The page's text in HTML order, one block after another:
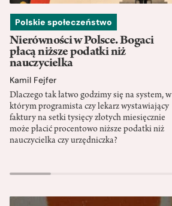
Polskie społeczeństwo
Nierówności w Polsce. Bogaci
płacą niższe podatki niż
nauczycielka
Kamil Fejfer
Dlaczego tak łatwo godzimy się na system, w
którym programista czy lekarz wystawiający
faktury na setki tysięcy złotych miesięcznie
może płacić procentowo niższe podatki niż
nauczycielka czy urzędniczka?